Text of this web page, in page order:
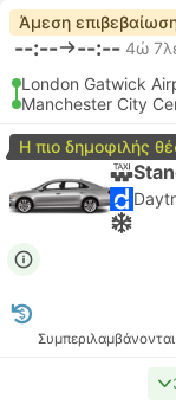
Άμεση
--:-- --:-- 4ώ
London Gatwick
Manchester City
Η πιο δημοφιλής